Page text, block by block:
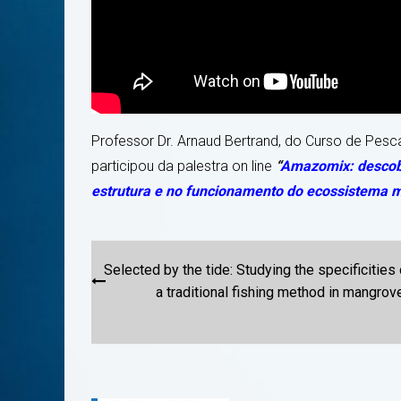
Professor Dr. Arnaud Bertrand, do Curso de
participou da palestra on line “Amazomix:
estrutura e no funcionamento do ecossistema
Post
navigation
Selected by the tide: Studying the specificities
a traditional fishing method in